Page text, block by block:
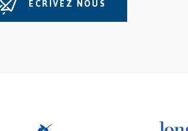
ÉCRIVEZ NOUS